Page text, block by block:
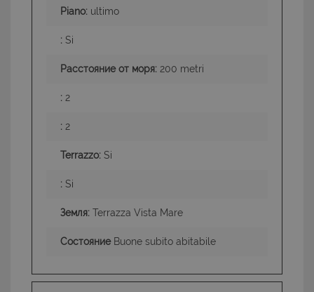
Piano: ultimo
: Si
Расстояние от моря: 200 metri
: 2
: 2
Terrazzo: Si
: Si
Земля: Terrazza Vista Mare
СостояниеBuone subito abitabile